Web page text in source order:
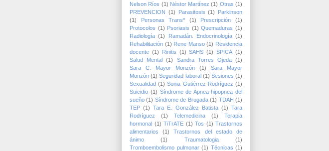
Nelson Ríos (1) Néstor Martínez (1) Otras (1)
PREVENCION (1) Parasitosis (1)
Parkinson
(1)
Personas Trans* (1) Prescripción
(1)
Protocolos (1) Psoriasis (1) Quemaduras (1)
Radiología (1) Ramadán. Endocrinología (1)
Rehabilitación (1) Rene Manso (1) Residencia
docente (1) Rinitis (1) SAHS (1) SPICA (1)
Salud Mental
(1) Sandra Torres Ojeda (1)
Sara C. Mayor Monzón
(1)
Sara Mayor
Monzón (1) Seguridad laboral (1) Sesiones (1)
Sexualidad (1) Sonia Gutiérrez Rodríguez (1)
Suicidio (1) Síndrome de Apnea-hipopnea del
sueño (1) Síndrome de Brugada (1) TDAH (1)
TEP (1) Tara E. González Batista (1) Tara
Rodríguez
(1) Telemedicina (1)
Terapia
hormonal (1) TiTrATE (1) Tos (1) Trastornos
alimentarios
(1)
Trastornos del estado de
ánimo
(1) Traumatologia
(1)
Tromboembolismo pulmonar (1) Técnicas (1)